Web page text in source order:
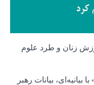
زنان و طرد علوم
بیانات رهبر